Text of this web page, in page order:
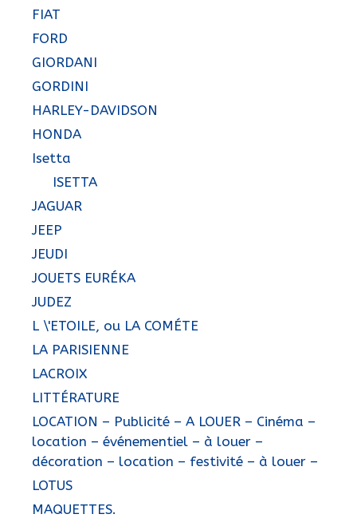
FIAT
FORD
GIORDANI
GORDINI
HARLEY-DAVIDSON
HONDA
Isetta
ISETTA
JAGUAR
JEEP
JEUDI
JOUETS EURÉKA
JUDEZ
L \'ETOILE, ou LA COMÉTE
LA PARISIENNE
LACROIX
LITTÉRATURE
LOCATION – Publicité – A LOUER – Cinéma –
location – événementiel – à louer –
décoration – location – festivité – à louer –
LOTUS
MAQUETTES.